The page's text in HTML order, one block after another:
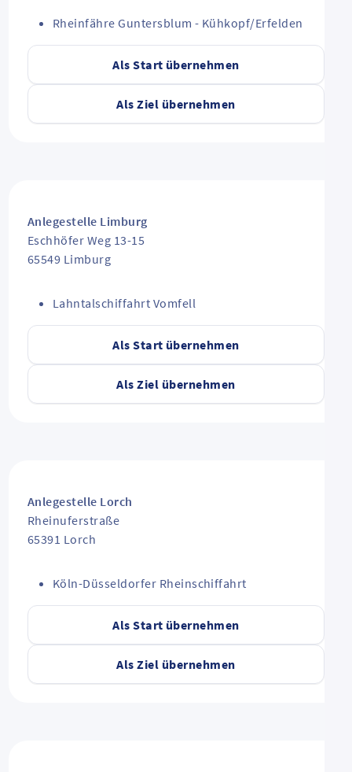
Als Start übernehmen
Als Ziel übernehmen
Rheinfähre Guntersblum - Kühkopf/Erfelden
Als Start übernehmen
Als Ziel übernehmen
Anlegestelle Limburg
Eschhöfer Weg 13-15
65549 Limburg
Lahntalschiffahrt Vomfell
Als Start übernehmen
Als Ziel übernehmen
Anlegestelle Lorch
Rheinuferstraße
65391 Lorch
Köln-Düsseldorfer Rheinschiffahrt